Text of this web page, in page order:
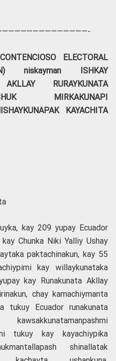
ELECTORAL
niskayman ISHKAY
RURAYKUNATA
MIRKAKUNAPI
KAYACHITA
kay 209 yupay Ecuador
Chunka Niki Yalliy Ushay
paktachinakun, kay 55
kay willaykunataka
kay Runakunata Akllay
chay kamachiymanta
tukuy Ecuador runakunata
tukuy kay kayachiypika
shinallatak